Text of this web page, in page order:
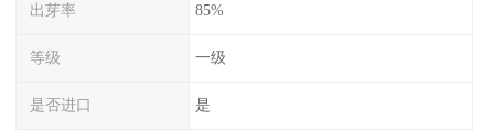
出芽率 85%
等级 一级
是否进口 是